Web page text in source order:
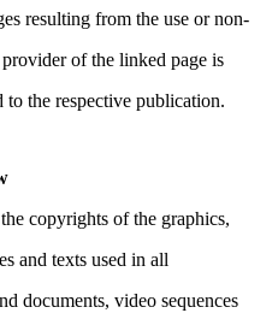
resulting from the use or non-
of the linked page is
the respective publication.
copyrights of the graphics,
and texts used in all
documents, video sequences